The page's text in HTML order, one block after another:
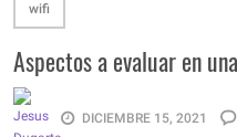
wifi
Aspectos a evaluar en
DICIEMBRE 15, 2021